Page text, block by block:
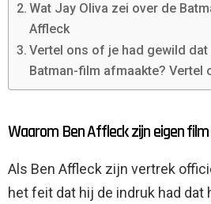
Wat Jay Oliva zei over de
Affleck
Vertel ons of je had gewild dat
Batman-film afmaakte? Vertel
Waarom Ben Affleck zijn eigen
Als Ben Affleck zijn vertrek
het feit dat hij de indruk had dat